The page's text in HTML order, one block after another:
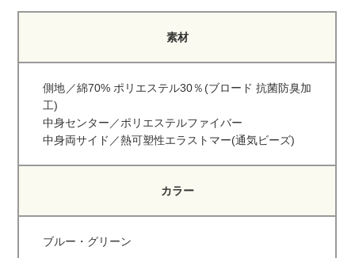
素材
側地／綿70% ポリエステル30％(ブロード 抗菌防臭加
工)
中身センター／ポリエステルファイバー
中身両サイド／熱可塑性エラストマー(通気ビーズ)
カラー
ブルー・グリーン